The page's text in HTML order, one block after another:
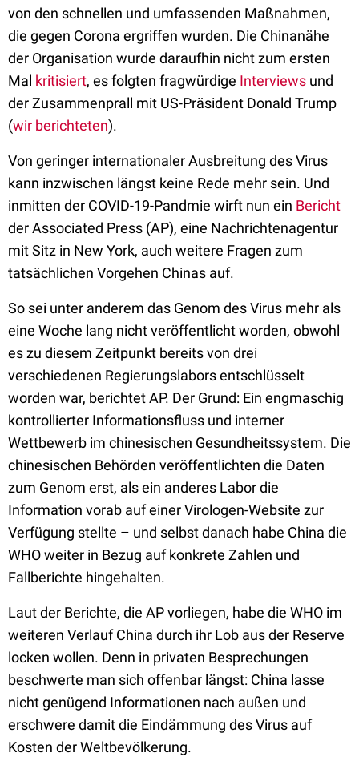
von den schnellen und umfassenden Maßnahmen,
die gegen Corona ergriffen wurden. Die Chinanähe
der Organisation wurde daraufhin nicht zum ersten
Mal kritisiert, es folgten fragwürdige Interviews und
der Zusammenprall mit US-Präsident Donald Trump
(wir berichteten).
Von geringer internationaler Ausbreitung des Virus
kann inzwischen längst keine Rede mehr sein. Und
inmitten der COVID-19-Pandmie wirft nun ein Bericht
der Associated Press (AP), eine Nachrichtenagentur
mit Sitz in New York, auch weitere Fragen zum
tatsächlichen Vorgehen Chinas auf.
So sei unter anderem das Genom des Virus mehr als
eine Woche lang nicht veröffentlicht worden, obwohl
es zu diesem Zeitpunkt bereits von drei
verschiedenen Regierungslabors entschlüsselt
worden war, berichtet AP. Der Grund: Ein engmaschig
kontrollierter Informationsfluss und interner
Wettbewerb im chinesischen Gesundheitssystem. Die
chinesischen Behörden veröffentlichten die Daten
zum Genom erst, als ein anderes Labor die
Information vorab auf einer Virologen-Website zur
Verfügung stellte – und selbst danach habe China die
WHO weiter in Bezug auf konkrete Zahlen und
Fallberichte hingehalten.
Laut der Berichte, die AP vorliegen, habe die WHO im
weiteren Verlauf China durch ihr Lob aus der Reserve
locken wollen. Denn in privaten Besprechungen
beschwerte man sich offenbar längst: China lasse
nicht genügend Informationen nach außen und
erschwere damit die Eindämmung des Virus auf
Kosten der Weltbevölkerung.